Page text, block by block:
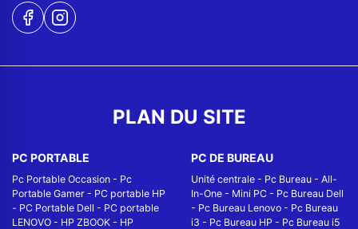
PLAN DU SITE
PC PORTABLE
Pc Portable Occasion - Pc
Portable Gamer - PC portable HP
- PC Portable Dell - PC portable
LENOVO - HP ZBOOK - HP
PC DE BUREAU
Unité centrale - Pc Bureau - All-
In-One - Mini PC - Pc Bureau Dell
- Pc Bureau Lenovo - Pc Bureau
i3 - Pc Bureau HP - Pc Bureau i5